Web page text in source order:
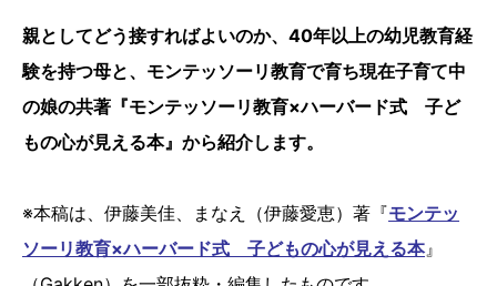
親としてどう接すればよいのか、40年以上の幼児教育経
験を持つ母と、モンテッソーリ教育で育ち現在子育て中
の娘の共著『モンテッソーリ教育×ハーバード式 子ど
もの心が見える本』から紹介します。
※本稿は、伊藤美佳、まなえ（伊藤愛恵）著『モンテッ
ソーリ教育×ハーバード式 子どもの心が見える本』